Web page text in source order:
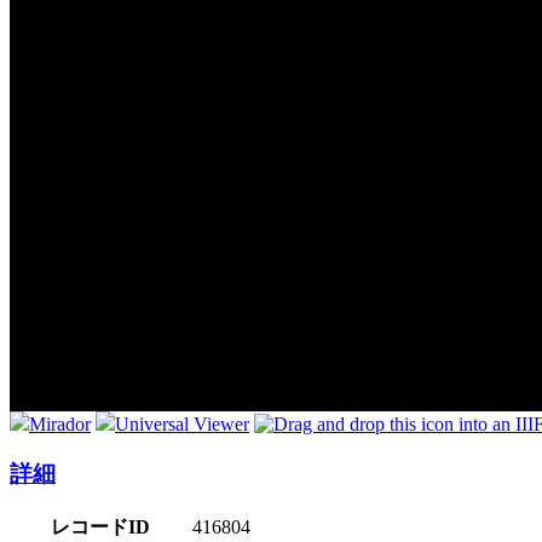
Mirador Universal Viewer
詳細
レコードID
416804